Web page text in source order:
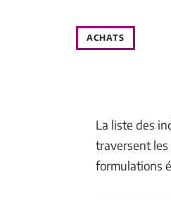
ACHATS
La liste des
traversent les
formulations